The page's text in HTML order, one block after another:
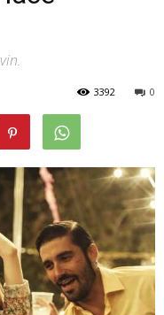
0
3392